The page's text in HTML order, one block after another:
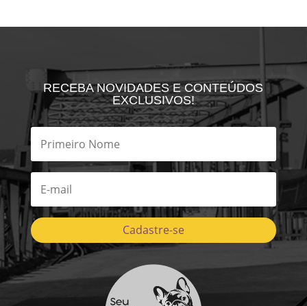
RECEBA NOVIDADES E CONTEÚDOS
EXCLUSIVOS!
Cadastre-se